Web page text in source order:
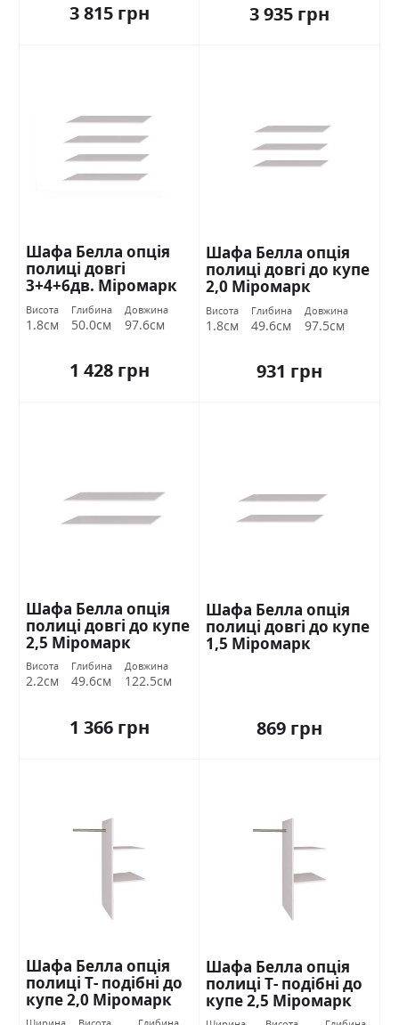
3 815 грн 3 935 грн
Шафа Белла опція
полиці довгі
3+4+6дв. Міромарк
Висота
1.8см
Глибина
50.0см
Довжина
97.6см
1 428 грн
Шафа Белла опція
полиці довгі до купе
2,0 Міромарк
Висота
1.8см
Глибина
49.6см
Довжина
97.5см
931 грн
Шафа Белла опція
полиці довгі до купе
2,5 Міромарк
Висота
2.2см
Глибина
49.6см
Довжина
122.5см
1 366 грн
Шафа Белла опція
полиці довгі до купе
1,5 Міромарк
869 грн
Шафа Белла опція
полиці Т- подібні до
купе 2,0 Міромарк
Шафа Белла опція
полиці Т- подібні до
купе 2,5 Міромарк